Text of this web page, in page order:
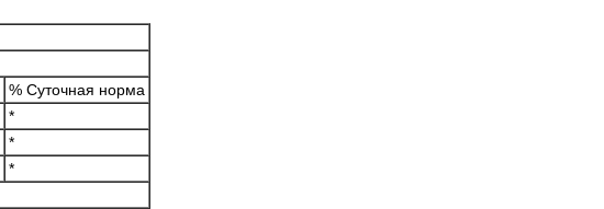
% Суточная норма
*
*
*